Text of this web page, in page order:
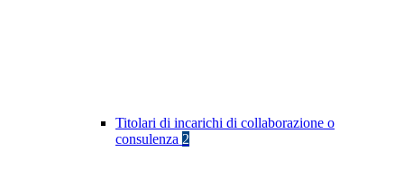
Titolari di incarichi di collaborazione o
consulenza 2